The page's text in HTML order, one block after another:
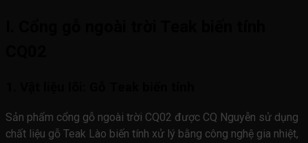
Sản phẩm cổng gỗ ngoài trời CQ02 được CQ Nguyễn sử dụng
chất liệu gỗ Teak Lào biến tính xử lý bằng công nghệ gia nhiệt,